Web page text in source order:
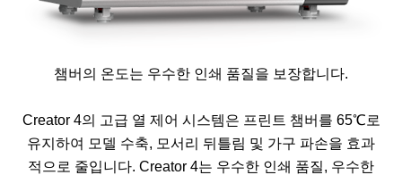
챔버의 온도는 우수한 인쇄 품질을 보장합니다.
Creator 4의 고급 열 제어 시스템은 프린트 챔버를 65℃로
유지하여 모델 수축, 모서리 뒤틀림 및 가구 파손을 효과
적으로 줄입니다. Creator 4는 우수한 인쇄 품질, 우수한